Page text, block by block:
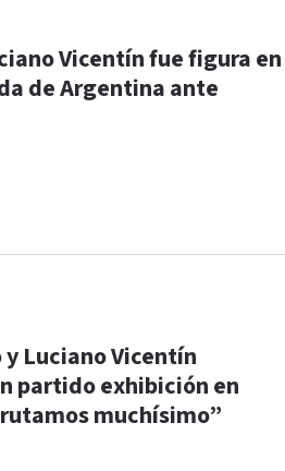
Vicentín fue figura en
de Argentina ante
y Luciano Vicentín
partido exhibición en
muchísimo”